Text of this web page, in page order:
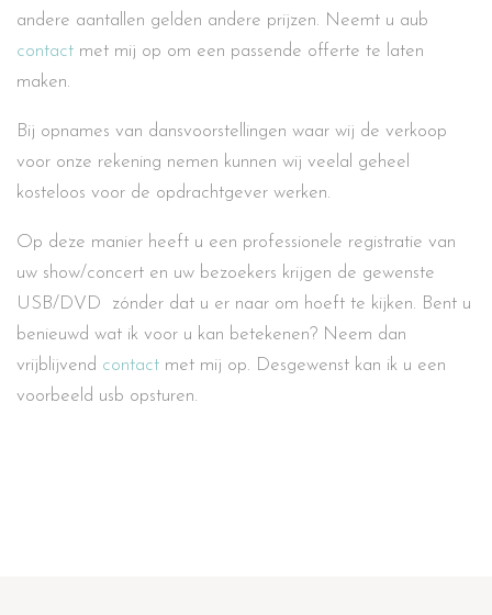
andere aantallen gelden andere prijzen. Neemt u aub
contact met mij op om een passende offerte te laten
maken.
Bij opnames van dansvoorstellingen waar wij de verkoop
voor onze rekening nemen kunnen wij veelal geheel
kosteloos voor de opdrachtgever werken.
Op deze manier heeft u een professionele registratie van
uw show/concert en uw bezoekers krijgen de gewenste
USB/DVD zónder dat u er naar om hoeft te kijken. Bent u
benieuwd wat ik voor u kan betekenen? Neem dan
vrijblijvend contact met mij op. Desgewenst kan ik u een
voorbeeld usb opsturen.